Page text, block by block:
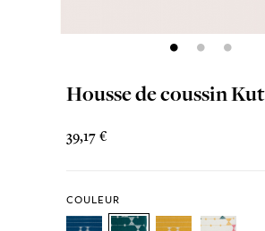
Housse de coussin
39,17 €
COULEUR